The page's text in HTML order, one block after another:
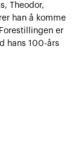
Theodor,
han å komme
er
hans 100-års